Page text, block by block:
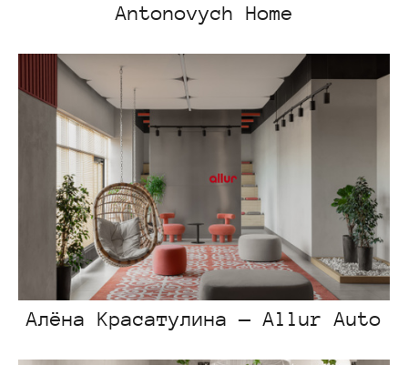
Antonovych Home
Алёна Красатулина — Allur Auto